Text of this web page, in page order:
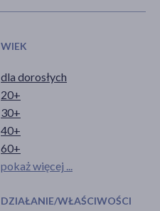
WIEK
dla dorosłych
20+
30+
40+
60+
pokaż więcej ...
DZIAŁANIE/WŁAŚCIWOŚCI